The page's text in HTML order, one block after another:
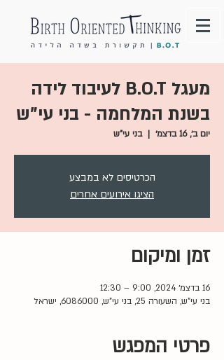
מעגל B.O.T לעיבוד לידה
בשנת המלחמה - בני עי"ש
יום ב׳, 16 בדצמ׳
  |
בני עי"ש
הכרטיסים לא במבצע
הציגו אירועים אחרים
זמן ומיקום
16 בדצמ׳ 2024, 9:00 – 12:30
בני עי"ש, השעורה 25, בני עי"ש, 6086000, ישראל
פרטי המפגש